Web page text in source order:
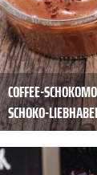
COFFEE-
SCHOKO-